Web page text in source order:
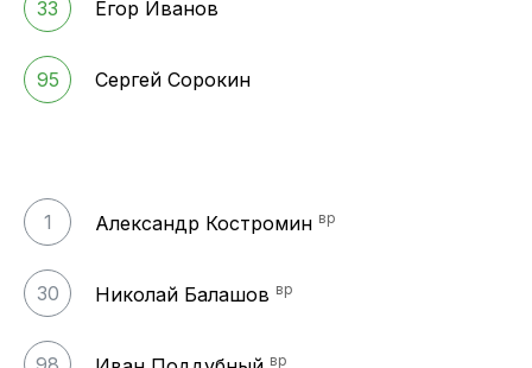
33 Егор Иванов
95 Сергей Сорокин
1 Александр Костромин вр
30 Николай Балашов вр
вр